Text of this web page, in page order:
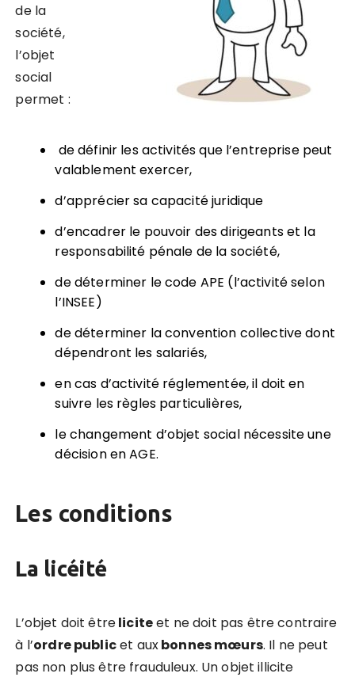
de la
société,
l’objet
social
permet :
de définir les activités que l’entreprise peut
valablement exercer,
d’apprécier sa capacité juridique
d’encadrer le pouvoir des dirigeants et la
responsabilité pénale de la société,
de déterminer le code APE (l’activité selon
l’INSEE)
de déterminer la convention collective dont
dépendront les salariés,
en cas d’activité réglementée, il doit en
suivre les règles particulières,
le changement d’objet social nécessite une
décision en AGE.
Les conditions
La licéité
L’objet doit êtreliciteet ne doit pas être contraire
à l’ordre publicet auxbonnes mœurs. Il ne peut
pas non plus être frauduleux. Un objet illicite